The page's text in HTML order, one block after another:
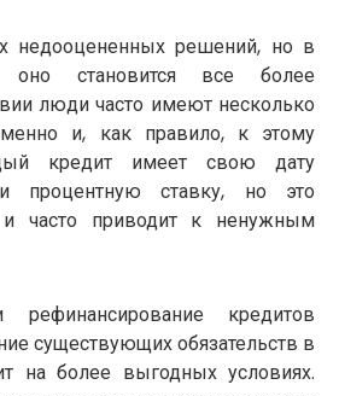
недооцененных решений, но в
оно становится все более
люди часто имеют несколько
и, как правило, к этому
кредит имеет свою дату
процентную ставку, но это
часто приводит к ненужным
кредитов
существующих обязательств в
на более выгодных условиях.